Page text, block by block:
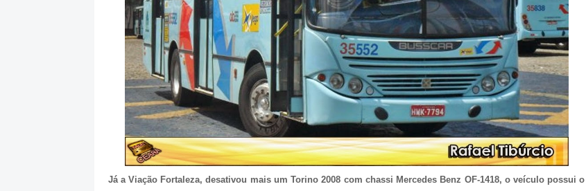
Já a Viação Fortaleza, desativou mais um Torino 2008 com chassi Mercedes Benz OF-1418, o veículo possui o